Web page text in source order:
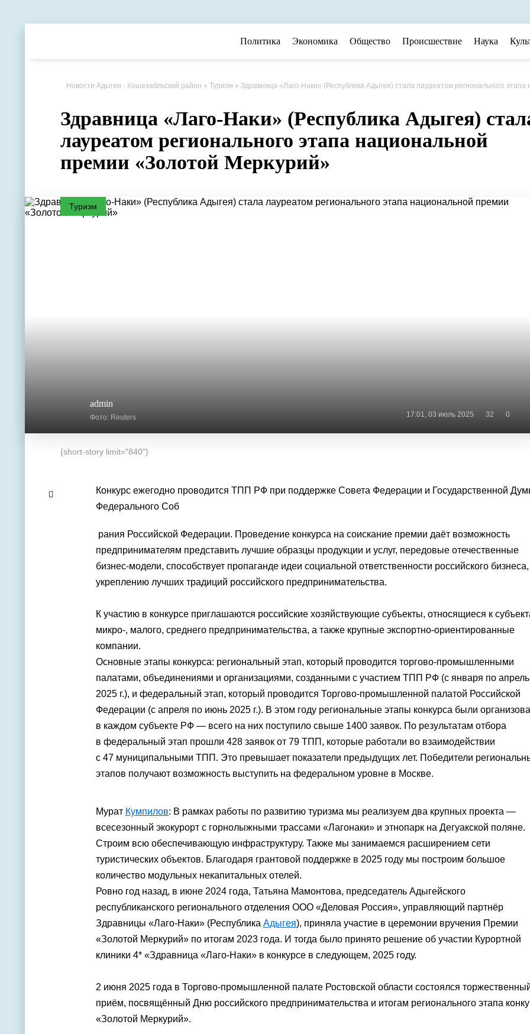
Политика Экономика Общество Происшествие Наука
Новости Адыгеи - Кошехабльский район » Туризм » Здравница «Лаго-Наки» (Республика Адыгея) стала лауреатом регионального этапа национальной премии «Золотой
Здравница «Лаго-Наки» (Республика Адыгея)
лауреатом регионального этапа национальной
премии «Золотой Меркурий»
Туризм
admin
Фото: Reuters 17:01, 03 июль 2025 32 0
{short-story limit="840"}
Конкурс ежегодно проводится ТПП РФ при поддержке Совета Федерации и Государственной
Федерального Соб
рания Российской Федерации. Проведение конкурса на соискание премии даёт возможность
предпринимателям представить лучшие образцы продукции и услуг, передовые отечественные
бизнес-модели, способствует пропаганде идеи социальной ответственности российского бизнеса,
укреплению лучших традиций российского предпринимательства.
К участию в конкурсе приглашаются российские хозяйствующие субъекты, относящиеся к
микро-, малого, среднего предпринимательства, а также крупные экспортно-ориентированные
компании.
Основные этапы конкурса: региональный этап, который проводится торгово-промышленными
палатами, объединениями и организациями, созданными с участием ТПП РФ (с января по апрель
2025 г.), и федеральный этап, который проводится Торгово-промышленной палатой Российской
Федерации (с апреля по июнь 2025 г.). В этом году региональные этапы конкурса были
в каждом субъекте РФ — всего на них поступило свыше 1400 заявок. По результатам отбора
в федеральный этап прошли 428 заявок от 79 ТПП, которые работали во взаимодействии
с 47 муниципальными ТПП. Это превышает показатели предыдущих лет. Победители
этапов получают возможность выступить на федеральном уровне в Москве.
Мурат Кумпилов: В рамках работы по развитию туризма мы реализуем два крупных проекта —
всесезонный экокурорт с горнолыжными трассами «Лагонаки» и этнопарк на Дегуакской поляне.
Строим всю обеспечивающую инфраструктуру. Также мы занимаемся расширением сети
туристических объектов. Благодаря грантовой поддержке в 2025 году мы построим большое
количество модульных некапитальных отелей.
Ровно год назад, в июне 2024 года, Татьяна Мамонтова, председатель Адыгейского
республиканского регионального отделения ООО «Деловая Россия», управляющий партнёр
Здравницы «Лаго-Наки» (Республика Адыгея), приняла участие в церемонии вручения Премии
«Золотой Меркурий» по итогам 2023 года. И тогда было принято решение об участии Курортной
клиники 4* «Здравница «Лаго-Наки» в конкурсе в следующем, 2025 году.
2 июня 2025 года в Торгово-промышленной палате Ростовской области состоялся
приём, посвящённый Дню российского предпринимательства и итогам регионального этапа
«Золотой Меркурий».